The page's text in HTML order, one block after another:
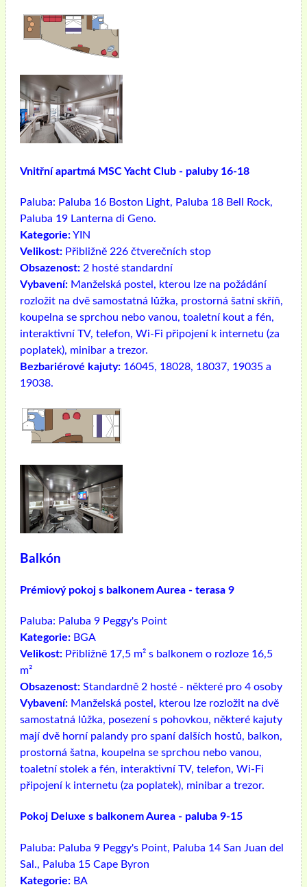
Vnitřní apartmá MSC Yacht Club - paluby 16-18
Paluba: Paluba 16 Boston Light, Paluba 18 Bell Rock,
Paluba 19 Lanterna di Geno.
Kategorie:YIN
Velikost: Přibližně 226 čtverečních stop
Obsazenost: 2 hosté standardní
Vybavení: Manželská postel, kterou lze na požádání
rozložit na dvě samostatná lůžka, prostorná šatní skříň,
koupelna se sprchou nebo vanou, toaletní kout a fén,
interaktivní TV, telefon, Wi-Fi připojení k internetu (za
poplatek), minibar a trezor.
Bezbariérové ​​kajuty: 16045, 18028, 18037, 19035 a
19038.
Balkón
Prémiový pokoj s balkonem Aurea - terasa 9
Paluba: Paluba 9 Peggy's Point
Kategorie: BGA
Velikost: Přibližně 17,5 m² s balkonem o rozloze 16,5
m²
Obsazenost: Standardně 2 hosté - některé pro 4 osoby
Vybavení: Manželská postel, kterou lze rozložit na dvě
samostatná lůžka, posezení s pohovkou, některé kajuty
mají dvě horní palandy pro spaní dalších hostů, balkon,
prostorná šatna, koupelna se sprchou nebo vanou,
toaletní stolek a fén, interaktivní TV, telefon, Wi-Fi
připojení k internetu (za poplatek), minibar a trezor.
Pokoj Deluxe s balkonem Aurea - paluba 9-15
Paluba: Paluba 9 Peggy's Point, Paluba 14 San Juan del
Sal., Paluba 15 Cape Byron
Kategorie: BA